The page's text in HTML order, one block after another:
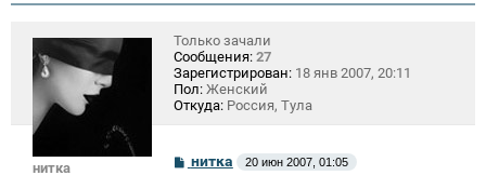
нитка
Только зачали
Сообщения: 27
Зарегистрирован: 18 янв 2007, 20:11
Пол: Женский
Откуда: Россия, Тула
Снитка 20 июн 2007, 01:05